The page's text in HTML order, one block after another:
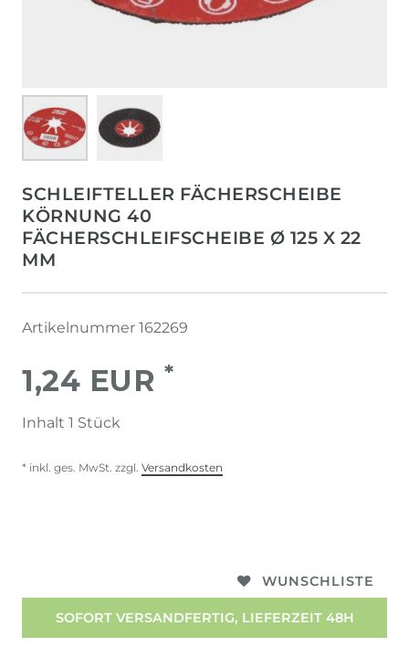
SCHLEIFTELLER FÄCHERSCHEIBE
KÖRNUNG 40
FÄCHERSCHLEIFSCHEIBE Ø 125 X 22
MM
Artikelnummer 162269
1,24 EUR *
Inhalt 1 Stück
* inkl. ges. MwSt. zzgl. Versandkosten
WUNSCHLISTE
SOFORT VERSANDFERTIG, LIEFERZEIT 48H